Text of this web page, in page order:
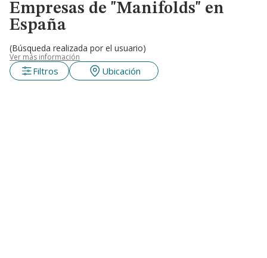
Empresas de "Manifolds" en
España
(Búsqueda realizada por el usuario)
Ver más información
Filtros Ubicación